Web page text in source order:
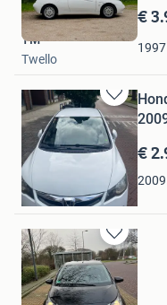
in
Mijn
Favorieten
€
1997
TM
Twello
Bewaren
in
Mijn
Favorieten
€
2009
Alen Kisjmirjan
Velsen-Noord
Bewaren
in
Mijn
Favorieten